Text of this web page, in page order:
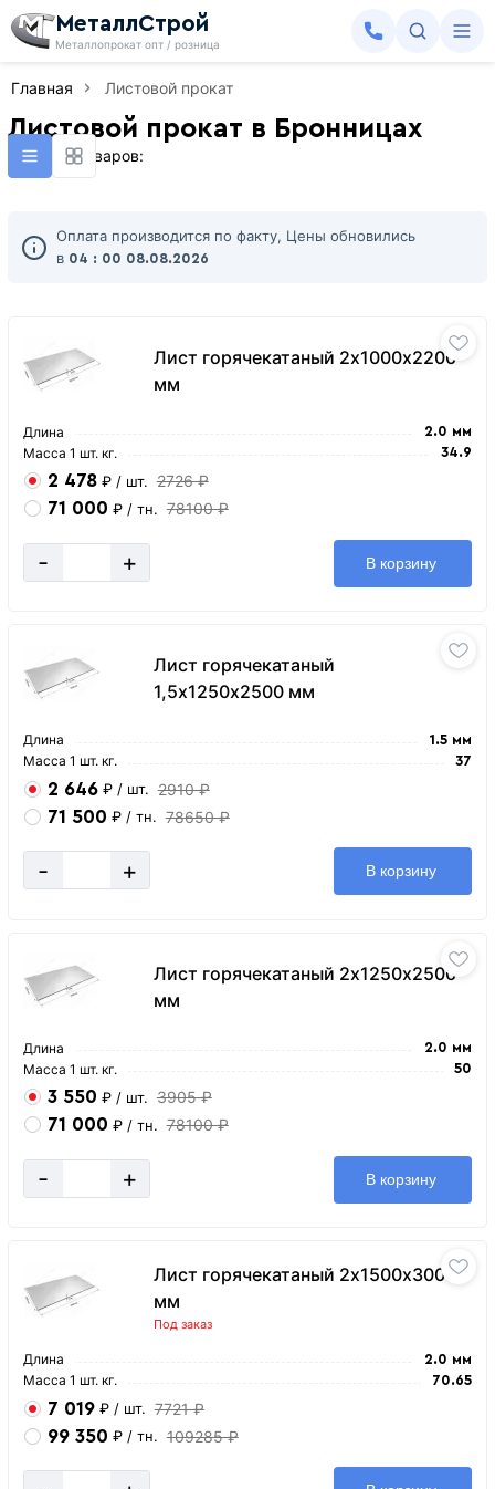
МеталлСтрой
Металлопрокат опт / розница
Главная Листовой прокат
Листовой прокат в Бронницах
Найдено товаров:
Оплата производится по факту, Цены обновились
в 04 : 00 08.08.2026
Лист горячекатаный 2х1000х2200
мм
Длина 2.0 мм
Масса 1 шт. кг. 34.9
2 478 ₽ / шт. 2726 ₽
71 000 ₽ / тн. 78100 ₽
- + В корзину
Лист горячекатаный
1,5х1250х2500 мм
Длина 1.5 мм
Масса 1 шт. кг. 37
2 646 ₽ / шт. 2910 ₽
71 500 ₽ / тн. 78650 ₽
- + В корзину
Лист горячекатаный 2х1250х2500
мм
Длина 2.0 мм
Масса 1 шт. кг. 50
3 550 ₽ / шт. 3905 ₽
71 000 ₽ / тн. 78100 ₽
- + В корзину
Лист горячекатаный 2х1500х3000
мм
Под заказ
Длина 2.0 мм
Масса 1 шт. кг. 70.65
7 019 ₽ / шт. 7721 ₽
99 350 ₽ / тн. 109285 ₽